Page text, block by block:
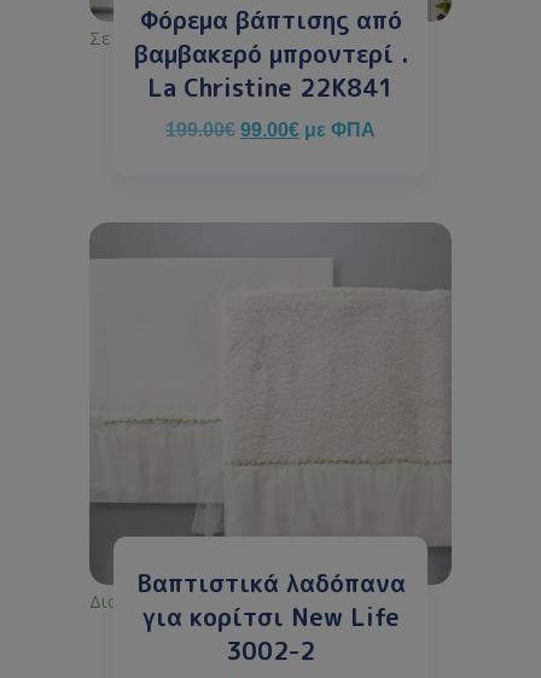
Φόρεμα βάπτισης από
βαμβακερό μπροντερί .
La Christine 22K841
199.00€ 99.00€ με ΦΠΑ
Σε απόθεμα
Βαπτιστικά λαδόπανα
για κορίτσι New Life
3002-2
Διαθέσιμο κατόπιν παραγγελίας